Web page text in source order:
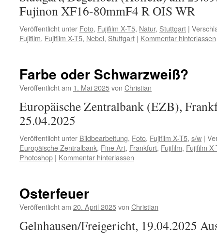
Fujinon XF16-80mmF4 R OIS WR
Veröffentlicht unter Foto, Fujifilm X-T5, Natur, Stuttgart |
Fujifilm, Fujifilm X-T5, Nebel, Stuttgart | Kommentar hinterlassen
Farbe oder Schwarzweiß?
Veröffentlicht am 1. Mai 2025von Christian
Europäische Zentralbank (EZB),
25.04.2025
Veröffentlicht unter Bildbearbeitung, Foto, Fujifilm X-T5, s/w |
Europäische Zentralbank, Fine Art, Frankfurt, Fujifilm, Fujifilm
Photoshop | Kommentar hinterlassen
Osterfeuer
Veröffentlicht am 20. April 2025von Christian
Gelnhausen/Freigericht, 19.04.2025